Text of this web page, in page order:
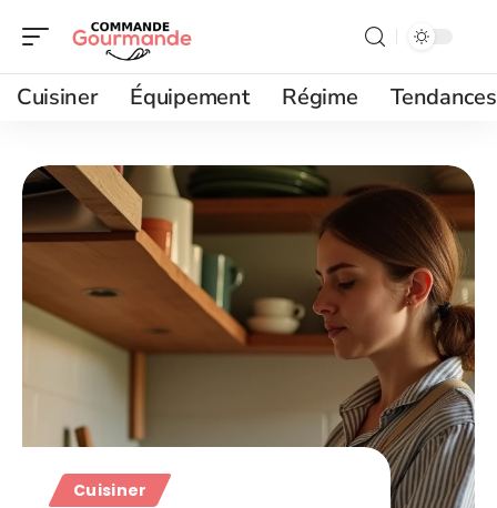
Cuisiner Équipement Régime Tendances
Cuisiner